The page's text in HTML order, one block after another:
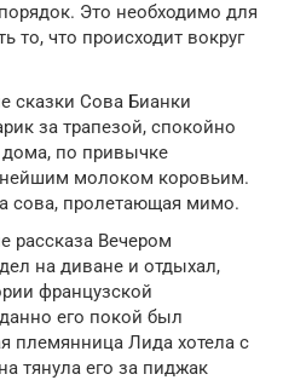
Это необходимо для
то, что происходит вокруг
сказки Сова Бианки
за трапезой, спокойно
дома, по привычке
молоком коровьим.
сова, пролетающая мимо.
рассказа Вечером
на диване и отдыхал,
французской
его покой был
племянница Лида хотела с
тянула его за пиджак